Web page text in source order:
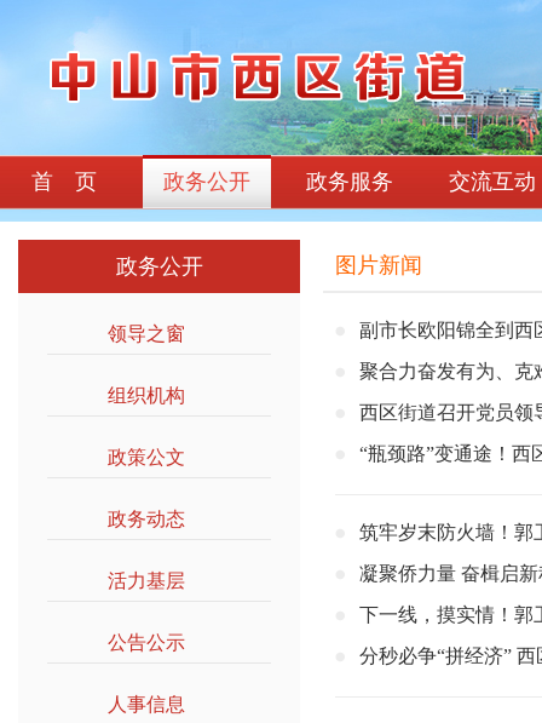
首 页 政务公开 政务服务 交流互动
政务公开
领导之窗
组织机构
政策公文
政务动态
活力基层
公告公示
人事信息
图片新闻
副市长欧阳锦全到西
聚合力奋发有为、克
西区街道召开党员领
“瓶颈路”变通途！西
筑牢岁末防火墙！郭
凝聚侨力量 奋楫启
下一线，摸实情！郭
分秒必争“拼经济”